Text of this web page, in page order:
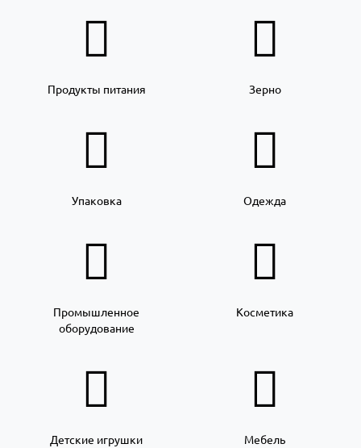
Продукты питания Зерно
Упаковка Одежда
Промышленное
оборудование
Косметика
Детские игрушки Мебель